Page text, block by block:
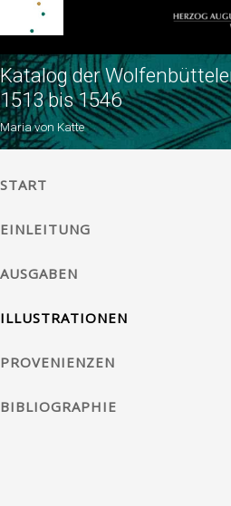
Katalog der
1513 bis 1546
Maria von Katte
START
EINLEITUNG
AUSGABEN
ILLUSTRATIONEN
PROVENIENZEN
BIBLIOGRAPHIE